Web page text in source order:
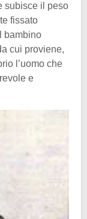
subisce il peso
fissato
bambino
cui proviene,
l’uomo che
e